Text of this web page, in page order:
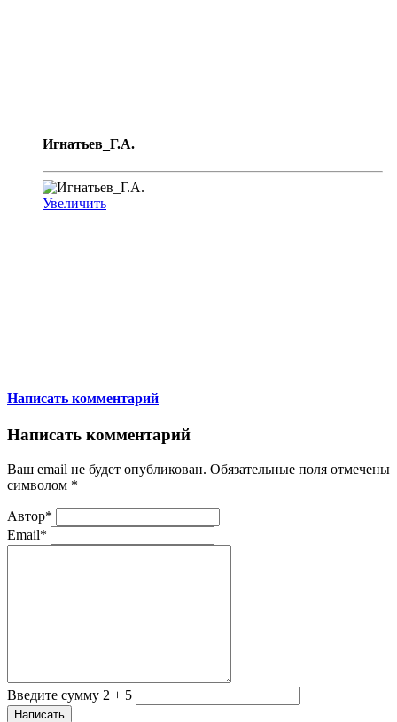
Игнатьев_Г.А.
Увеличить
Написать комментарий
Написать комментарий
Ваш email не будет опубликован. Обязательные поля отмечены
символом *
Автор*
Email*
Введите сумму 2 + 5
Написать